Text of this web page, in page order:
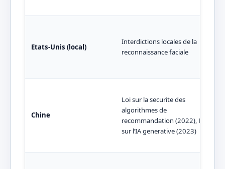
Etats-Unis (local)
Interdictions locales de la
reconnaissance faciale
Chine
Loi sur la securite des
algorithmes de
recommandation (2022), Loi
sur l’IA generative (2023)